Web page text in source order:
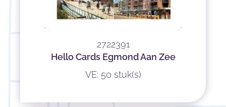
2722391
Hello Cards Egmond Aan Zee
VE: 50 stuk(s)